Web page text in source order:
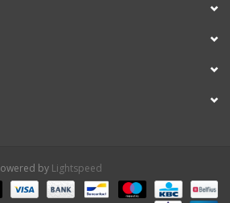
by Lightspeed